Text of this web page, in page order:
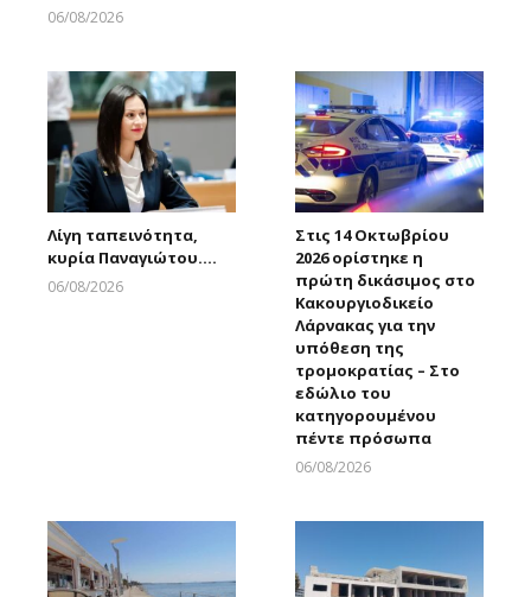
06/08/2026
Λίγη ταπεινότητα,
κυρία Παναγιώτου….
06/08/2026
Στις 14 Οκτωβρίου
2026 ορίστηκε η
πρώτη δικάσιμος στο
Κακουργιοδικείο
Λάρνακας για την
υπόθεση της
τρομοκρατίας – Στο
εδώλιο του
κατηγορουμένου
πέντε πρόσωπα
06/08/2026